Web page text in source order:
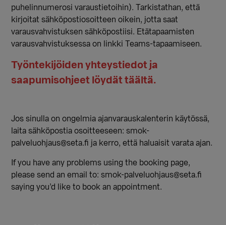
puhelinnumerosi varaustietoihin). Tarkistathan, että
kirjoitat sähköpostiosoitteen oikein, jotta saat
varausvahvistuksen sähköpostiisi. Etätapaamisten
varausvahvistuksessa on linkki Teams-tapaamiseen.
Työntekijöiden yhteystiedot ja
saapumisohjeet löydät täältä.
Jos sinulla on ongelmia ajanvarauskalenterin käytössä,
laita sähköpostia osoitteeseen: smok-
palveluohjaus@seta.fi ja kerro, että haluaisit varata ajan.
If you have any problems using the booking page,
please send an email to: smok-palveluohjaus@seta.fi
saying you’d like to book an appointment.